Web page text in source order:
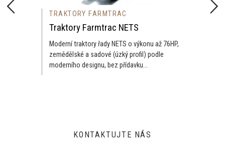
TRAKTORY FARMTRAC
Traktory Farmtrac NETS
Moderní traktory řady NETS o výkonu až 76HP,
zemědělské a sadové (úzký profil) podle
moderního designu, bez přídavku...
KONTAKTUJTE NÁS